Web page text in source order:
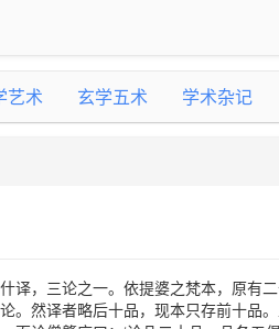
艺术 玄学五术 学术杂记
译，三论之一。依提婆之梵本，原有
。然译者略后十品，现本只存前十品